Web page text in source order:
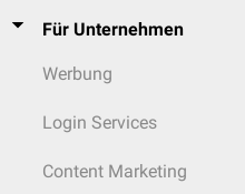
Für Unternehmen
Werbung
Login Services
Content Marketing